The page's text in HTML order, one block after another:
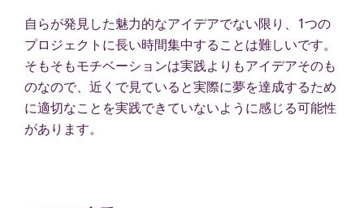
自らが発見した魅力的なアイデアでない限り、1つの
プロジェクトに長い時間集中することは難しいです。
そもそもモチベーションは実践よりもアイデアそのも
のなので、近くで見ていると実際に夢を達成するため
に適切なことを実践できていないように感じる可能性
があります。